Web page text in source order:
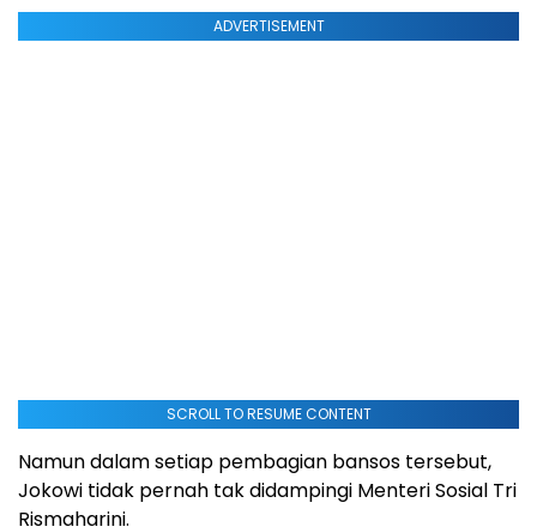
ADVERTISEMENT
SCROLL TO RESUME CONTENT
Namun dalam setiap pembagian bansos tersebut,
Jokowi tidak pernah tak didampingi Menteri Sosial Tri
Rismaharini.